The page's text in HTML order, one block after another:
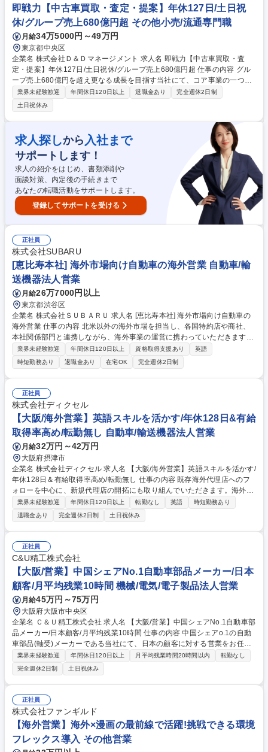
知識は入社後にイチから習得できます。 募集職種 【海外向け内勤営業】
スタンダード上場/世界シェア2位/年休120日/未経験歓迎
即戦力【中古車買取・査定・提案】年休127日/土日祝
休/グループ売上680億円超 その他小売/流通専門職
月給34万5000円～49万円
東京都中央区
企業名 株式会社Ｄ＆Ｄマネージメント 求人名 即戦力【中古車買取・査
定・提案】年休127日/土日祝休/グループ売上680億円超 仕事の内容 グル
ープ売上680億円を超え更なる成長を目指す当社にて、コア事業の一つで
あり、当社の売り上げを牽引する中古車販売事業にて、独自のデータベー
スを活用した自動車のプライシングから、仕入れ・売却・提案まで 一気通
貫でお任せします(仕入れから販売・売却まで:売却先によって異なります
が、即日～最長1か月程度)【詳細】■プライシング業務：独自のデータベ
ースを活用し、車両価格を設定/査定依頼対応/新車の残価保証設定■仕入れ
業務：オークション代行による仕入れ/レンタカー使用済み車両の買取■売
却業務：法人企業への中古車販売/オークションを活用した売却■営業活
動：自動車ディーラー、レンタカー・リース会社等への提案営業 募集職種
即戦力【中古車買取・査定・提案】年休127日/土日祝休/グループ売上680
億円超
業界未経験歓迎 年間休日120日以上 退職金あり
完全週休2日制
土日祝休み
求人探しから 入社まで
サポートします！
求人の紹介をはじめ、書類添削や
面談対策、内定後の手続きまで
あなたの転職活動をサポートします。
登録してサポートを受ける
正社員
株式会社SUBARU
[恵比寿本社] 海外市場向け自動車の海外営業 自動車/輸
送機器法人営業
月給26万7000円以上
東京都渋谷区
企業名 株式会社ＳＵＢＡＲＵ 求人名 [恵比寿本社] 海外市場向け自動車の
海外営業 仕事の内容 北米以外の海外市場を担当し、各国特約店や商社、
本社関係部門と連携しながら、海外事業の運営に携わっていただきます。
中長期視点での販売計画や事業課題の検討にも段階的に関与していただき
ます。 ・各国特約店の販売状況や在庫動向を把握し、販売計画や需給バラ
ンスの管理を行う ・市場動向や規制環境を踏まえ、将来の販売見通しや供
給計画について特約店・社内と議論・調整する ・月次・中期の販売計画や
生産計画策定に関与し、事業運営上の課題整理や改善検討を行う ・生産・
物流・商品・価格など社内関係部門と連携し、海外市場向けの事業運営を
円滑に進める 募集職種 [恵比寿本社] 海外市場向け自動車の海外営業
業界未経験歓迎 年間休日120日以上 資格取得支援あり
英語
時短勤務あり
退職金あり 在宅OK 完全週休2日制
正社員
株式会社ディクセル
【大阪/海外営業】英語スキルを活かす/年休128日&有給
取得率高め/転勤無し 自動車/輸送機器法人営業
月給32万円～42万円
大阪府摂津市
企業名 株式会社ディクセル 求人名 【大阪/海外営業】英語スキルを活かす/
年休128日＆有給取得率高め/転勤無し 仕事の内容 既存海外代理店へのフ
ォローを中心に、新規代理店の開拓にも取り組んでいただきます。海外営
業として経験を積んだ後は、渉外・広報・購買など、海外関連業務の多様
なフィールドにチャレンジすることも可能です。 【取引先】アジア、オセ
アニア、ヨーロッパ、中南米、中東など 【働き方】担当社数は10社程度
で、出張は年間3-4回程度（1週間/回）海外代理店を日本へ迎える国際展
示会も年に2-3回参加 【ビジョン】全社売上の海外比率は20％ですが、海
外代理店と二人三脚で、地域に応じた施策を実施しつつ、ユーザー支持の
輪を海外へ拡げてください。 募集職種 【大阪/海外営業】英語スキルを活
かす/年休128日＆有給取得率高め/転勤無し
業界未経験歓迎 年間休日120日以上 転勤なし 英語
時短勤務あり
退職金あり
完全週休2日制 土日祝休み
正社員
C&U精工株式会社
【大阪/営業】中国シェアNo.1自動車部品メーカー/日本
顧客/月平均残業10時間 機械/電気/電子製品法人営業
月給45万円～75万円
大阪府大阪市中央区
企業名 Ｃ＆Ｕ精工株式会社 求人名 【大阪/営業】中国シェアNo.1自動車部
品メーカー/日本顧客/月平均残業10時間 仕事の内容 中国シェアo.1の自動
車部品(軸受)メーカーである当社にて、日本の顧客に対する営業をお任せ
します。 ＜＜軸受(ベアリング)とは＞＞自動車含む産業機械に欠かせない
部品で、滑らかに効率よく回転する精密機械部品 【商品】高品質なC＆U
ブランドの軸受、日本製に負けない高品質で低コストな製品を提供してい
ます。中国でシェアNo.1・世界でも業界TOP10に入る売上規模です。
【販売先】主に自動車/二輪車/家電製品/鉄鋼・繊維機械等のメーカー ★大
手自動車メーカと多数取引あり！ 【詳細】既存顧客のフォローと新規開拓
の両方を担当いただきます。良い製品性能が発揮できるよう、適切な軸受
を提案していただきます。 募集職種 【大阪/営業】中国シェアNo.1自動車
部品メーカー/日本顧客/月平均残業10時間
業界未経験歓迎 年間休日120日以上 月平均残業時間20時間以内
転勤なし
完全週休2日制
土日祝休み
正社員
株式会社ファンギルド
【海外営業】海外×漫画の最前線で活躍!挑戦できる環境
フレックス導入 その他営業